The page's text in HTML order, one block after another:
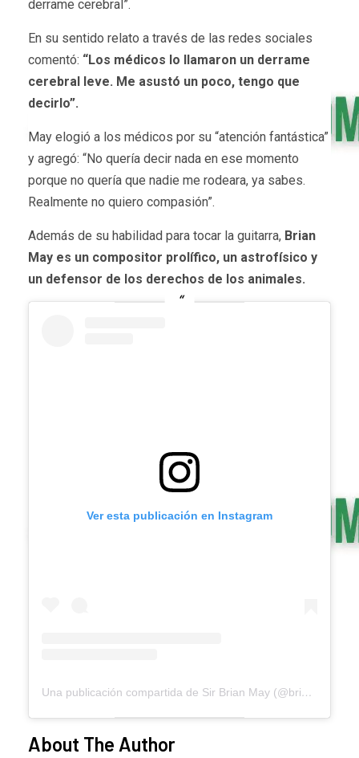
derrame cerebral”.
En su sentido relato a través de las redes sociales
comentó: “Los médicos lo llamaron un derrame
cerebral leve. Me asustó un poco, tengo que
decirlo”.
May elogió a los médicos por su “atención fantástica”
y agregó: “No quería decir nada en ese momento
porque no quería que nadie me rodeara, ya sabes.
Realmente no quiero compasión”.
Además de su habilidad para tocar la guitarra, Brian
May es un compositor prolífico, un astrofísico y
un defensor de los derechos de los animales.
Ver esta publicación en Instagram
Una publicación compartida de Sir Brian May (@brianmayforreal)
About The Author